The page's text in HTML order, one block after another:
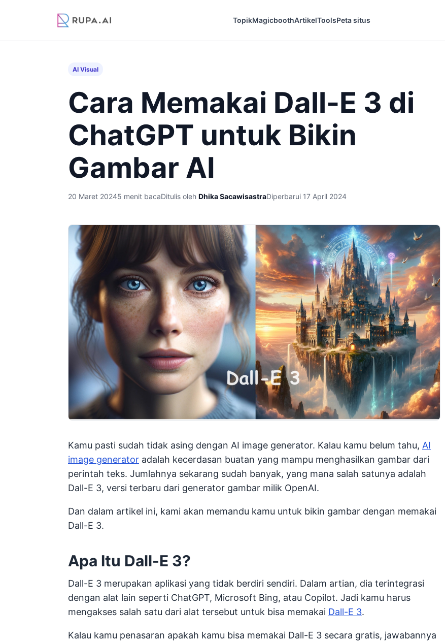
TopikMagicboothArtikelToolsPeta situs
AI Visual
Cara Memakai Dall-E 3 di
ChatGPT untuk Bikin
Gambar AI
20 Maret 20245 menit bacaDitulis oleh Dhika SacawisastraDiperbarui 17 April 2024
Kamu pasti sudah tidak asing dengan AI image generator. Kalau kamu belum tahu, AI
image generator adalah kecerdasan buatan yang mampu menghasilkan gambar dari
perintah teks. Jumlahnya sekarang sudah banyak, yang mana salah satunya adalah
Dall-E 3, versi terbaru dari generator gambar milik OpenAI.
Dan dalam artikel ini, kami akan memandu kamu untuk bikin gambar dengan memakai
Dall-E 3.
Apa Itu Dall-E 3?
Dall-E 3 merupakan aplikasi yang tidak berdiri sendiri. Dalam artian, dia terintegrasi
dengan alat lain seperti ChatGPT, Microsoft Bing, atau Copilot. Jadi kamu harus
mengakses salah satu dari alat tersebut untuk bisa memakai Dall-E 3.
Kalau kamu penasaran apakah kamu bisa memakai Dall-E 3 secara gratis, jawabannya